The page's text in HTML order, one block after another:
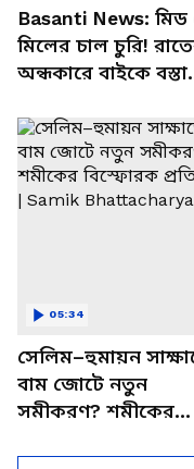
Basanti News: মিড
মিলের চাল চুরি!
অন্ধকারে বাইকে বস্তা
চত্বরে তাণ্ডব
সেলিম–হুমায়ন
বাম জোটে নতুন
সমীকরণ? শমীকের
05:34